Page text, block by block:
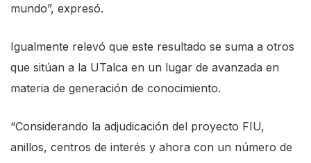
mundo”, expresó.
Igualmente relevó que este resultado se suma a otros
que sitúan a la UTalca en un lugar de avanzada en
materia de generación de conocimiento.
“Considerando la adjudicación del proyecto FIU,
anillos, centros de interés y ahora con un número de